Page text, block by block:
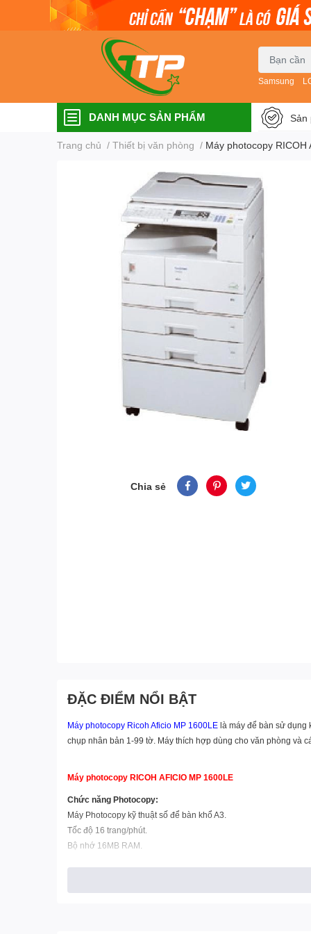
Samsung
DANH MỤC SẢN PHẨM Sản
Trang chủ / Thiết bị văn phòng / Máy photocopy RICOH
Chia sẻ
ĐẶC ĐIỂM NỔI BẬT
Máy photocopy Ricoh Aficio MP 1600LE là máy để bàn sử
chụp nhân bản 1-99 tờ. Máy thích hợp dùng cho văn phòng và
Máy photocopy RICOH AFICIO MP 1600LE
Chức năng Photocopy:
Máy Photocopy kỹ thuật số để bàn khổ A3.
Tốc độ 16 trang/phút.
Bộ nhớ 16MB RAM.
Khay nạp giấy tự động 250 tờx1 khay,